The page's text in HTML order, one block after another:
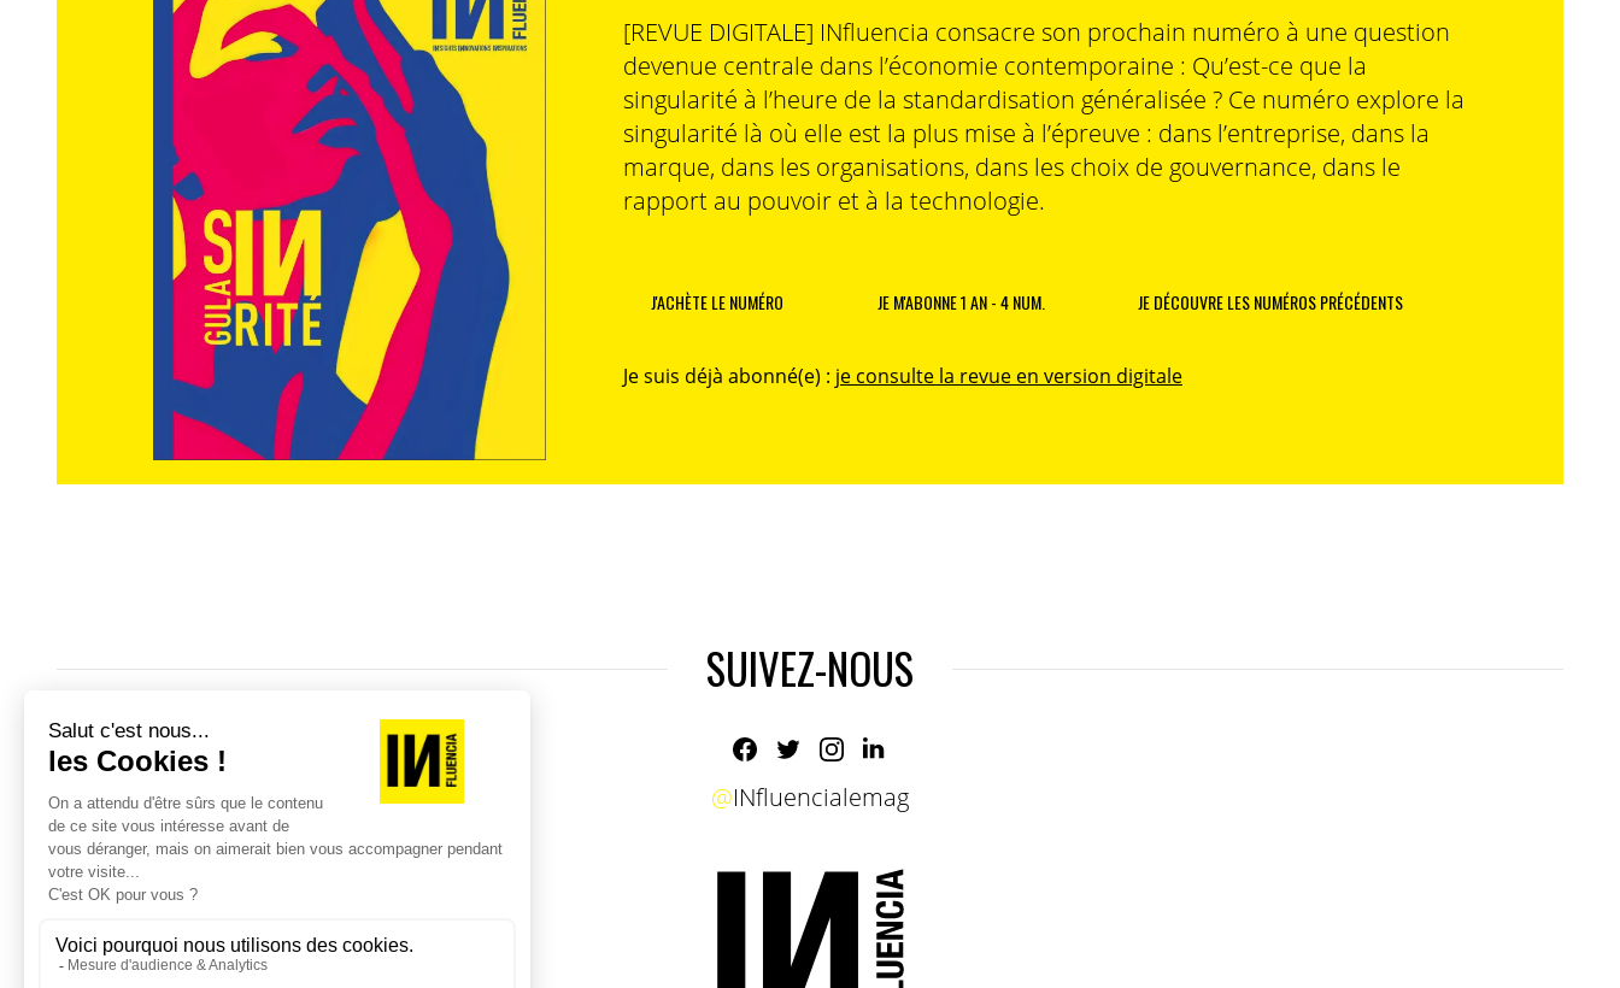
[REVUE DIGITALE] INfluencia consacre son prochain numéro à une question
devenue centrale dans l’économie contemporaine : Qu’est-ce que la
singularité à l’heure de la standardisation généralisée ? Ce numéro explore la
singularité là où elle est la plus mise à l’épreuve : dans l’entreprise, dans la
marque, dans les organisations, dans les choix de gouvernance, dans le
rapport au pouvoir et à la technologie.
J'ACHÈTE LE NUMÉRO JE M'ABONNE 1 AN - 4 NUM. JE DÉCOUVRE LES NUMÉROS PRÉCÉDENTS
Je suis déjà abonné(e) : je consulte la revue en version digitale
SUIVEZ-NOUS
@INfluencialemag